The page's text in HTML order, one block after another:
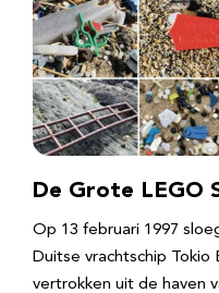
De Grote LEGO
Op 13 februari 1997
Duitse vrachtschip Tokio
vertrokken uit de haven